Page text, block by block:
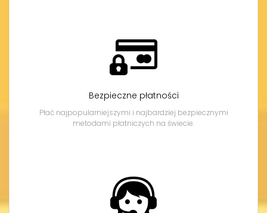
Bezpieczne płatności
Płać najpopularniejszymi i najbardziej bezpiecznymi
metodami płatniczych na świecie.